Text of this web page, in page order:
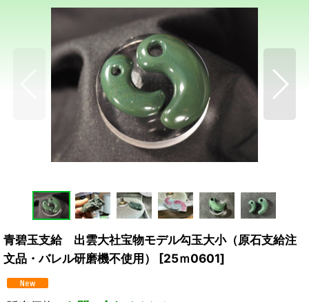
青碧玉支給 出雲大社宝物モデル勾玉大小（原石支給注
文品・バレル研磨機不使用）
[25ｍ0601]